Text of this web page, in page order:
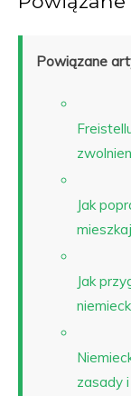
Powiązane
Jak
Jak
zasady